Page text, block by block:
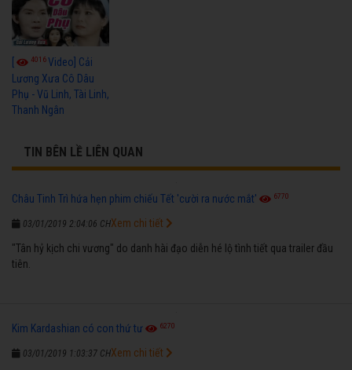
[ 4016Video] Cải
Lương Xưa Cô Dâu
Phụ - Vũ Linh, Tài Linh,
Thanh Ngân
TIN BÊN LỀ LIÊN QUAN
Châu Tinh Trì hứa hẹn phim chiếu Tết 'cười ra nước mắt' 6770
03/01/2019 2:04:06 CH
"Tân hỷ kịch chi vương" do danh hài đạo diễn hé lộ tình tiết qua trailer đầu
tiên.
Xem chi tiết
Kim Kardashian có con thứ tư 6270
03/01/2019 1:03:37 CHXem chi tiết